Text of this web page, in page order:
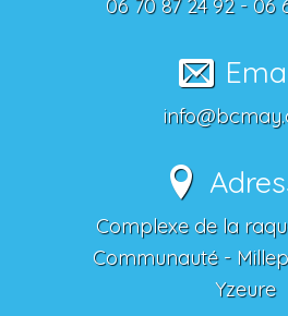
06 70 87 24 92 - 06
Complexe de la
Communauté -
Yzeure